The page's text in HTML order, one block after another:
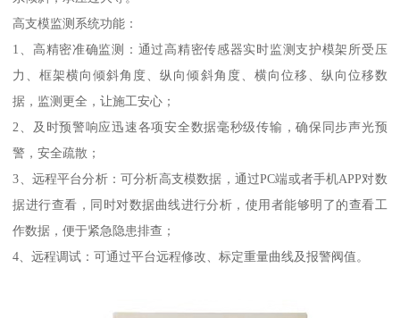
高支模监测系统功能：
1、高精密准确监测：通过高精密传感器实时监测支护模架所受压
力、框架横向倾斜角度、纵向倾斜角度、横向位移、纵向位移数
据，监测更全，让施工安心；
2、及时预警响应迅速各项安全数据毫秒级传输，确保同步声光预
警，安全疏散；
3、远程平台分析：可分析高支模数据，通过PC端或者手机APP对数
据进行查看，同时对数据曲线进行分析，使用者能够明了的查看工
作数据，便于紧急隐患排查；
4、远程调试：可通过平台远程修改、标定重量曲线及报警阀值。